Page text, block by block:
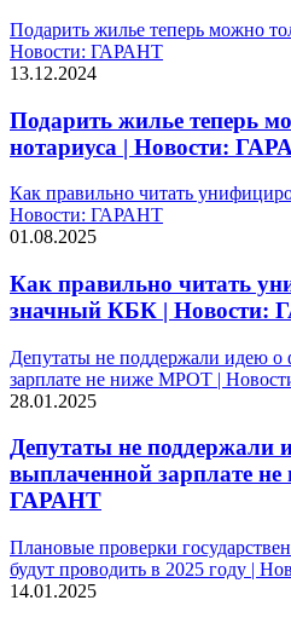
Подарить жилье теперь можно
Новости: ГАРАНТ
13.12.2024
Подарить жилье теперь
нотариуса | Новости:
Как правильно читать
Новости: ГАРАНТ
01.08.2025
Как правильно читать
значный КБК | Новости:
Депутаты не поддержали идею о
зарплате не ниже МРОТ |
28.01.2025
Депутаты не поддержали
выплаченной зарплате
ГАРАНТ
Плановые проверки
будут проводить в 2025 году |
14.01.2025